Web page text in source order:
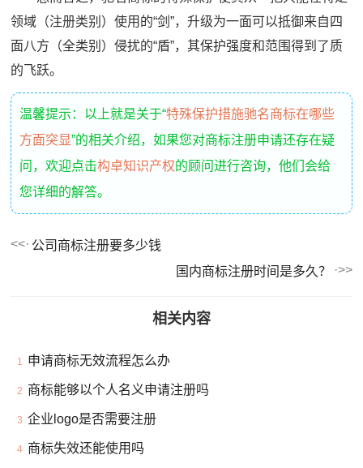
领域（注册类别）使用的“剑”，升级为一面可以抵御来自四
面八方（全类别）侵扰的“盾”，其保护强度和范围得到了质
的飞跃。
温馨提示：以上就是关于“特殊保护措施驰名商标在哪些
方面突显”的相关介绍，如果您对商标注册申请还存在疑
问，欢迎点击构卓知识产权的顾问进行咨询，他们会给
您详细的解答。
公司商标注册要多少钱
国内商标注册时间是多久？
相关内容
1 申请商标无效流程怎么办
2 商标能够以个人名义申请注册吗
3 企业logo是否需要注册
4 商标失效还能使用吗